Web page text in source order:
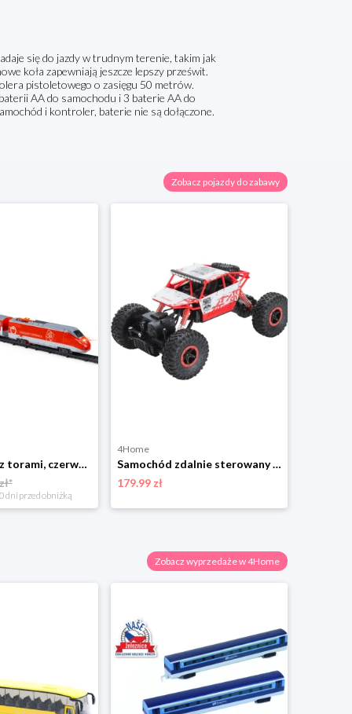
się do jazdy w trudnym terenie, takim jak
koła zapewniają jeszcze lepszy prześwit.
pistoletowego o zasięgu 50 metrów.
AA do samochodu i 3 baterie AA do
i kontroler, baterie nie są dołączone.
Zobacz pojazdy do zabawy
Pociąg Rappa z torami, czerwony
dni przed obniżką
4Home
Samochód zdalnie sterowany Buddy Toys BRC 18.610 „RC Rock Climber”, czerwony
179.99 zł
Zobacz wyprzedaże w 4Home